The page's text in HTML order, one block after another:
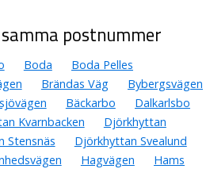
postnummer
Boda
Boda Pelles
Brändas Väg
Bybergsvägen
Bäckarbo
Dalkarlsbo
Kvarnbacken
Djörkhyttan
Stensnäs
Djörkhyttan Svealund
Hagvägen
Hams